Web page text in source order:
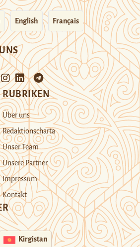
English Français
RUBRIKEN
Über uns
Redaktionscharta
Unser Team
Unsere Partner
Impressum
Kontakt
Kirgistan